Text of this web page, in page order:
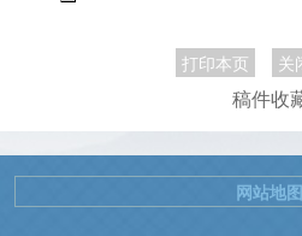
打印本页 关
稿件收
网站地图